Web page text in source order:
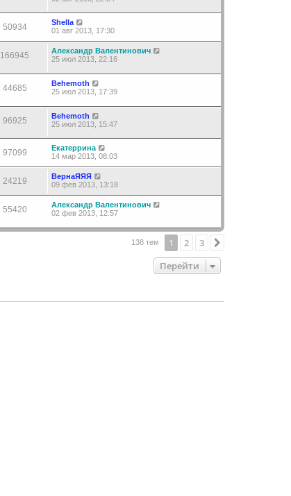
50934
Shella
01 авг 2013, 17:30
166945
Александр Валентинович
25 июл 2013, 22:16
44685
Behemoth
25 июл 2013, 17:39
96925
Behemoth
25 июл 2013, 15:47
97099
Екатеррина
14 мар 2013, 08:03
24219
ВернаЯЯЯ
09 фев 2013, 13:18
55420
Александр Валентинович
02 фев 2013, 12:57
138 тем 1 2 3
Перейти